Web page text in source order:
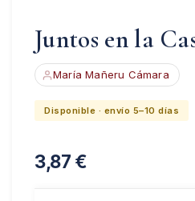
Juntos en la
María Mañeru Cámara
Disponible · envío 5–10 días
3,87 €